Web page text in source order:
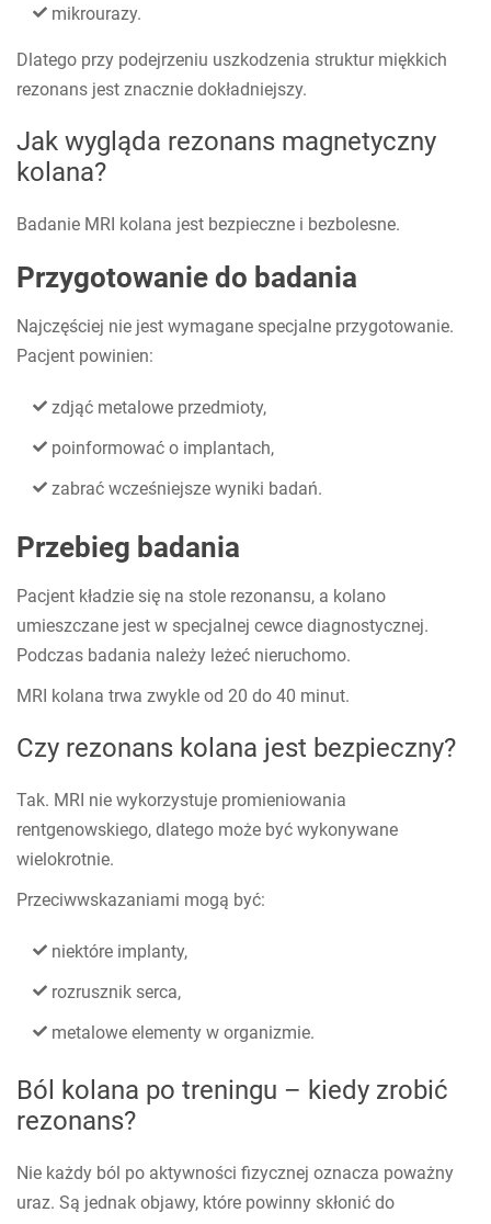
mikrourazy.
Dlatego przy podejrzeniu uszkodzenia struktur miękkich
rezonans jest znacznie dokładniejszy.
Jak wygląda rezonans magnetyczny
kolana?
Badanie MRI kolana jest bezpieczne i bezbolesne.
Przygotowanie do badania
Najczęściej nie jest wymagane specjalne przygotowanie.
Pacjent powinien:
zdjąć metalowe przedmioty,
poinformować o implantach,
zabrać wcześniejsze wyniki badań.
Przebieg badania
Pacjent kładzie się na stole rezonansu, a kolano
umieszczane jest w specjalnej cewce diagnostycznej.
Podczas badania należy leżeć nieruchomo.
MRI kolana trwa zwykle od 20 do 40 minut.
Czy rezonans kolana jest bezpieczny?
Tak. MRI nie wykorzystuje promieniowania
rentgenowskiego, dlatego może być wykonywane
wielokrotnie.
Przeciwwskazaniami mogą być:
niektóre implanty,
rozrusznik serca,
metalowe elementy w organizmie.
Ból kolana po treningu – kiedy zrobić
rezonans?
Nie każdy ból po aktywności fizycznej oznacza poważny
uraz. Są jednak objawy, które powinny skłonić do